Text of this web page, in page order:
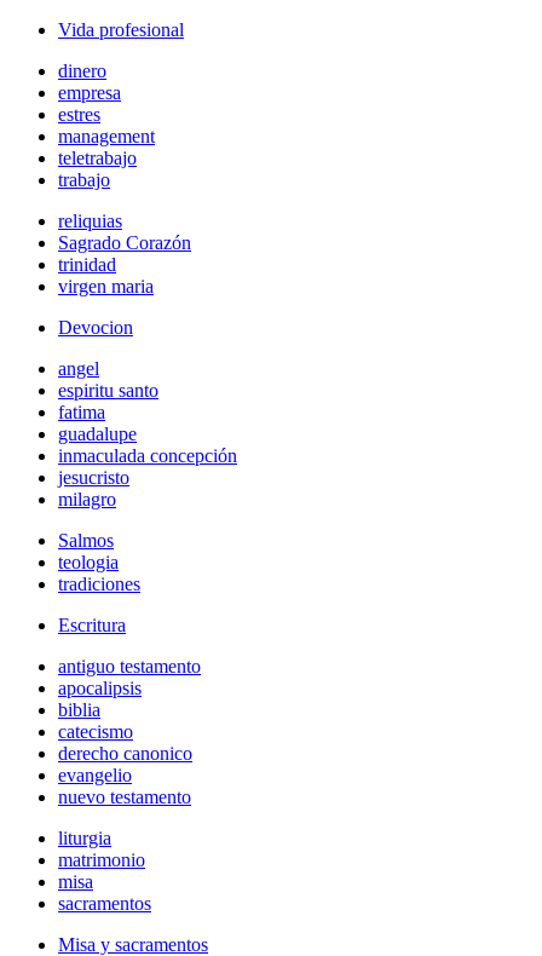
Vida profesional
dinero
empresa
estres
management
teletrabajo
trabajo
reliquias
Sagrado Corazón
trinidad
virgen maria
Devocion
angel
espiritu santo
fatima
guadalupe
inmaculada concepción
jesucristo
milagro
Salmos
teologia
tradiciones
Escritura
antiguo testamento
apocalipsis
biblia
catecismo
derecho canonico
evangelio
nuevo testamento
liturgia
matrimonio
misa
sacramentos
Misa y sacramentos